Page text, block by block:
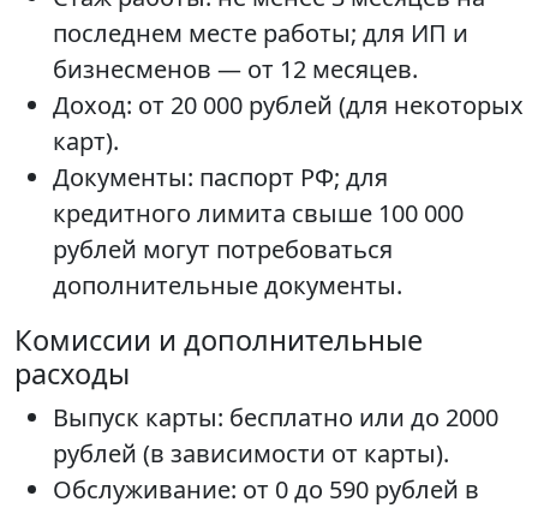
последнем месте работы; для ИП и
бизнесменов — от 12 месяцев.
Доход: от 20 000 рублей (для некоторых
карт).
Документы: паспорт РФ; для
кредитного лимита свыше 100 000
рублей могут потребоваться
дополнительные документы.
Комиссии и дополнительные
расходы
Выпуск карты: бесплатно или до 2000
рублей (в зависимости от карты).
Обслуживание: от 0 до 590 рублей в